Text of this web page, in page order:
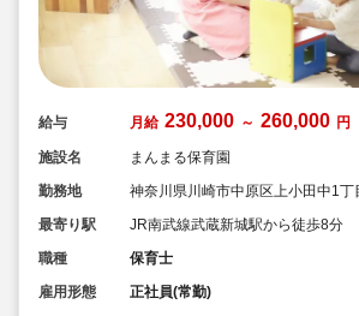
給与 月給 230,000 ～ 260,000 円
施設名
まんまる保育園
勤務地
神奈川県川崎市中原区上小田中1丁
最寄り駅
JR南武線武蔵新城駅から徒歩8分
職種
保育士
雇用形態
正社員(常勤)